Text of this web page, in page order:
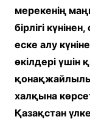
мерекенің
бірлігі
еске алу
өкілдері үшін
халқына
Қазақстан